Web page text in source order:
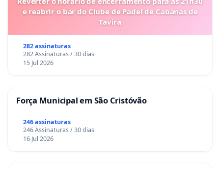
e reabrir o bar do Clube de Padel de Cabanas de
Tavira
282 assinaturas
282 Assinaturas / 30 dias
15 Jul 2026
Força Municipal em São Cristóvão
246 assinaturas
246 Assinaturas / 30 dias
16 Jul 2026